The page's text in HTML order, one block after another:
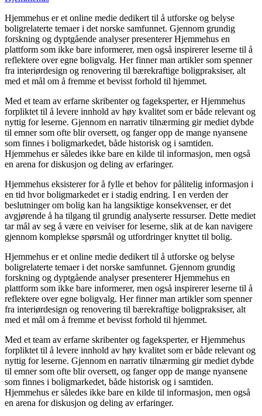
Hjemmehus er et online medie dedikert til å utforske og belyse
boligrelaterte temaer i det norske samfunnet. Gjennom grundig
forskning og dyptgående analyser presenterer Hjemmehus en
plattform som ikke bare informerer, men også inspirerer leserne til å
reflektere over egne boligvalg. Her finner man artikler som spenner
fra interiørdesign og renovering til bærekraftige boligpraksiser, alt
med et mål om å fremme et bevisst forhold til hjemmet.
Med et team av erfarne skribenter og fageksperter, er Hjemmehus
forpliktet til å levere innhold av høy kvalitet som er både relevant og
nyttig for leserne. Gjennom en narrativ tilnærming gir mediet dybde
til emner som ofte blir oversett, og fanger opp de mange nyansene
som finnes i boligmarkedet, både historisk og i samtiden.
Hjemmehus er således ikke bare en kilde til informasjon, men også
en arena for diskusjon og deling av erfaringer.
Hjemmehus eksisterer for å fylle et behov for pålitelig informasjon i
en tid hvor boligmarkedet er i stadig endring. I en verden der
beslutninger om bolig kan ha langsiktige konsekvenser, er det
avgjørende å ha tilgang til grundig analyserte ressurser. Dette mediet
tar mål av seg å være en veiviser for leserne, slik at de kan navigere
gjennom komplekse spørsmål og utfordringer knyttet til bolig.
Hjemmehus er et online medie dedikert til å utforske og belyse
boligrelaterte temaer i det norske samfunnet. Gjennom grundig
forskning og dyptgående analyser presenterer Hjemmehus en
plattform som ikke bare informerer, men også inspirerer leserne til å
reflektere over egne boligvalg. Her finner man artikler som spenner
fra interiørdesign og renovering til bærekraftige boligpraksiser, alt
med et mål om å fremme et bevisst forhold til hjemmet.
Med et team av erfarne skribenter og fageksperter, er Hjemmehus
forpliktet til å levere innhold av høy kvalitet som er både relevant og
nyttig for leserne. Gjennom en narrativ tilnærming gir mediet dybde
til emner som ofte blir oversett, og fanger opp de mange nyansene
som finnes i boligmarkedet, både historisk og i samtiden.
Hjemmehus er således ikke bare en kilde til informasjon, men også
en arena for diskusjon og deling av erfaringer.